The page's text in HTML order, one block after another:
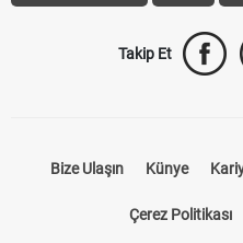
Takip Et
Bize Ulaşın Künye
Çerez Politikası